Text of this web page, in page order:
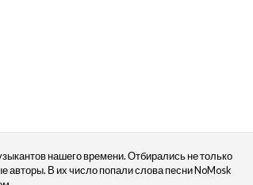
нашего времени. Отбирались не только
авторы. В их число попали слова песни NoMosk